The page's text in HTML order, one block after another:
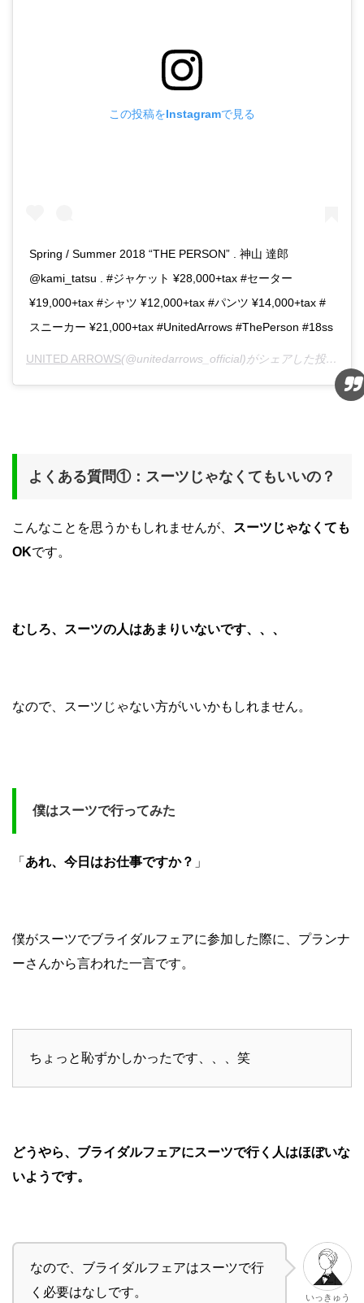
この投稿をInstagramで見る
Spring / Summer 2018 “THE PERSON” . 神山 達郎
@kami_tatsu . #ジャケット ¥28,000+tax #セーター
¥19,000+tax #シャツ ¥12,000+tax #パンツ ¥14,000+tax #
スニーカー ¥21,000+tax #UnitedArrows #ThePerson #18ss
UNITED ARROWS(@unitedarrows_official)がシェアした投稿 -
よくある質問①：スーツじゃなくてもいいの？
こんなことを思うかもしれませんが、
スーツじゃなくても
OKです。
むしろ、スーツの人はあまりいないです、、、
なので、スーツじゃない方がいいかもしれません。
僕はスーツで行ってみた
「 あれ、今日はお仕事ですか？ 」
僕がスーツでブライダルフェアに参加した際に、プランナ
ーさんから言われた一言です。
ちょっと恥ずかしかったです、、、笑
どうやら、ブライダルフェアにスーツで行く人はほぼいな
いようです。
なので、ブライダルフェアはスーツで行
く必要はなしです。
いっきゅう